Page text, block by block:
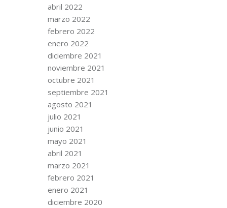
abril 2022
marzo 2022
febrero 2022
enero 2022
diciembre 2021
noviembre 2021
octubre 2021
septiembre 2021
agosto 2021
julio 2021
junio 2021
mayo 2021
abril 2021
marzo 2021
febrero 2021
enero 2021
diciembre 2020